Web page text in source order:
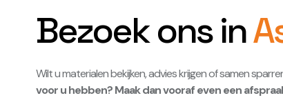
Bezoek ons in
Wilt u materialen bekijken, advies krijgen of samen
voor u hebben? Maak dan vooraf even een